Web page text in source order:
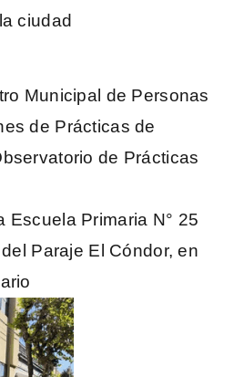
ciudad
Municipal de Personas
de Prácticas de
de Prácticas
Escuela Primaria N° 25
del Paraje El Cóndor, en